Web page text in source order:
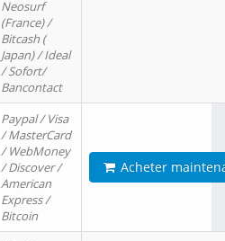
Neosurf
(France) /
Bitcash (
Japan) / Ideal
/ Sofort/
Bancontact
Paypal / Visa
/ MasterCard
/ WebMoney
/ Discover /
American
Express /
Bitcoin
Acheter